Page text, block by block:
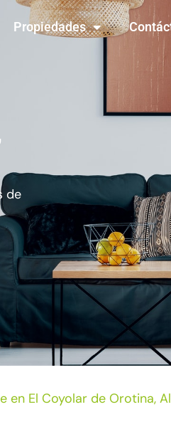
Propiedades
de
en El Coyolar de Orotina,